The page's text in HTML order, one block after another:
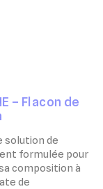
– Flacon de
solution de
formulée pour
composition à
de